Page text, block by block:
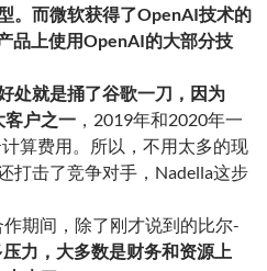
。 而微软获得了OpenAI技术的
品上使用OpenAI的大部分技
处就是捅了谷歌一刀，因为
客户之一 ，2019年和2020年一
算费用。所以，不用太多的现
打击了竞争对手，Nadella这步
期间，除了刚才说到的比尔-
力，大多数是财务和资源上